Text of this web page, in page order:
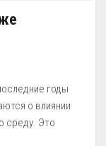
годы
о влиянии
среду. Это